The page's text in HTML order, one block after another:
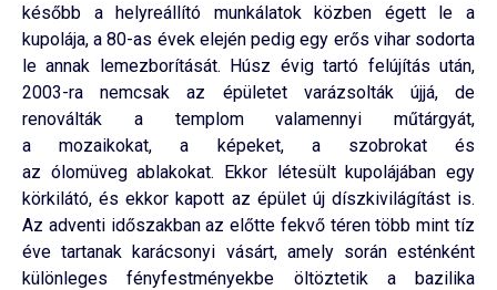
később a helyreállító munkálatok közben égett le a
kupolája, a 80-as évek elején pedig egy erős vihar sodorta
le annak lemezborítását. Húsz évig tartó felújítás után,
2003-ra nemcsak az épületet varázsolták újjá, de
renoválták a templom valamennyi műtárgyát,
a mozaikokat, a képeket, a szobrokat és
az ólomüveg ablakokat. Ekkor létesült kupolájában egy
körkilátó, és ekkor kapott az épület új díszkivilágítást is.
Az adventi időszakban az előtte fekvő téren több mint tíz
éve tartanak karácsonyi vásárt, amely során esténként
különleges fényfestményekbe öltöztetik a bazilika